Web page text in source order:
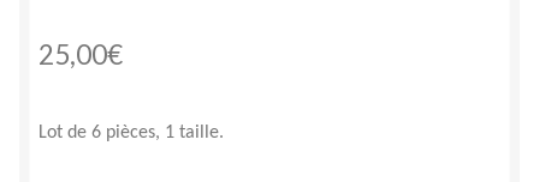
25,00€
Lot de 6 pièces, 1 taille.